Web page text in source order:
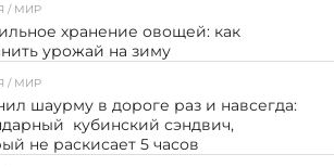
/ МИР
хранение овощей: как
урожай на зиму
/ МИР
шаурму в дороге раз и навсегда:
кубинский сэндвич,
не раскисает 5 часов